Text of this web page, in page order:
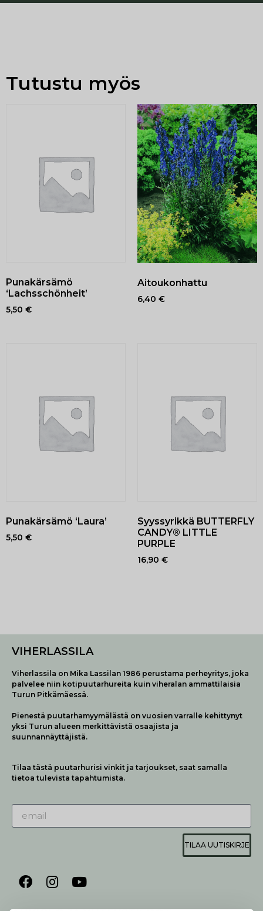
Tutustu myös
Punakärsämö
‘Lachsschönheit’
5,50 €
Aitoukonhattu
6,40 €
Punakärsämö ‘Laura’
5,50 €
Syyssyrikkä BUTTERFLY
CANDY® LITTLE
PURPLE
16,90 €
VIHERLASSILA
Viherlassila on Mika Lassilan 1986 perustama perheyritys, joka
palvelee niin kotipuutarhureita kuin viheralan ammattilaisia
Turun Pitkämäessä.
Pienestä puutarhamyymälästä on vuosien varralle kehittynyt
yksi Turun alueen merkittävistä osaajista ja
suunnannäyttäjistä.
Tilaa tästä puutarhurisi vinkit ja tarjoukset, saat samalla
tietoa tulevista tapahtumista.
TILAA UUTISKIRJE